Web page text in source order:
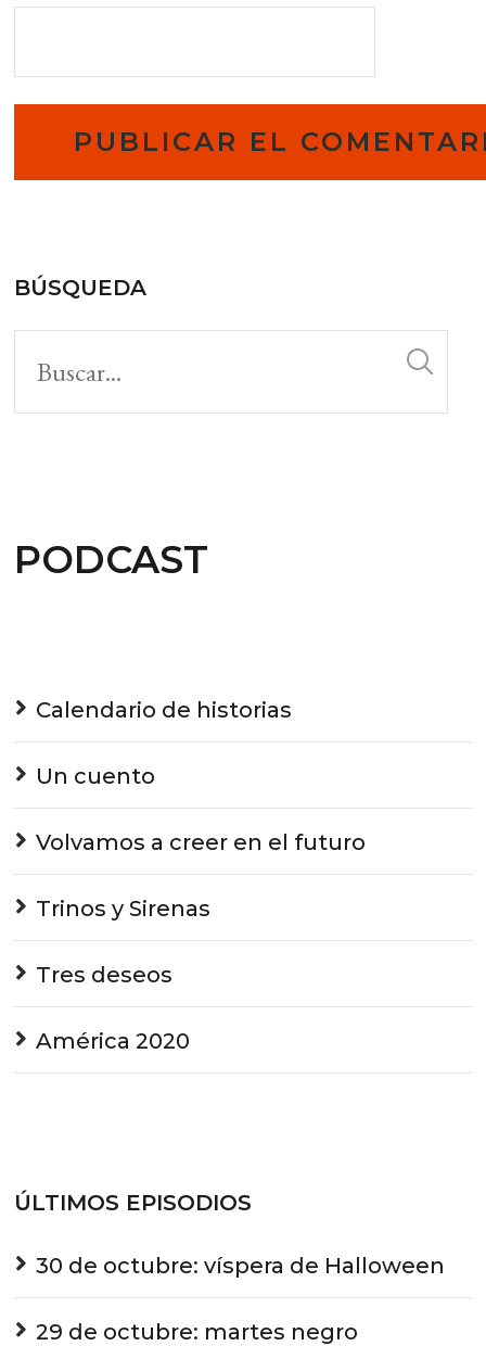
BÚSQUEDA
PODCAST
Calendario de historias
Un cuento
Volvamos a creer en el futuro
Trinos y Sirenas
Tres deseos
América 2020
ÚLTIMOS EPISODIOS
30 de octubre: víspera de Halloween
29 de octubre: martes negro